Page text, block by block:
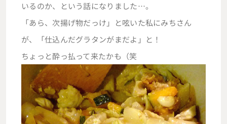
いるのか、という話になりました…。
「あら、次揚げ物だっけ」と呟いた私にみちさん
が、「仕込んだグラタンがまだよ」と！
ちょっと酔っ払って来たかも（笑